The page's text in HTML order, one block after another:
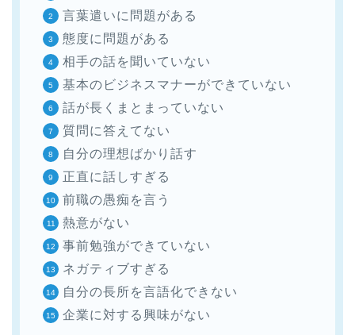
言葉遣いに問題がある
態度に問題がある
相手の話を聞いていない
基本のビジネスマナーができていない
話が長くまとまっていない
質問に答えてない
自分の理想ばかり話す
正直に話しすぎる
前職の愚痴を言う
熱意がない
事前勉強ができていない
ネガティブすぎる
自分の長所を言語化できない
企業に対する興味がない